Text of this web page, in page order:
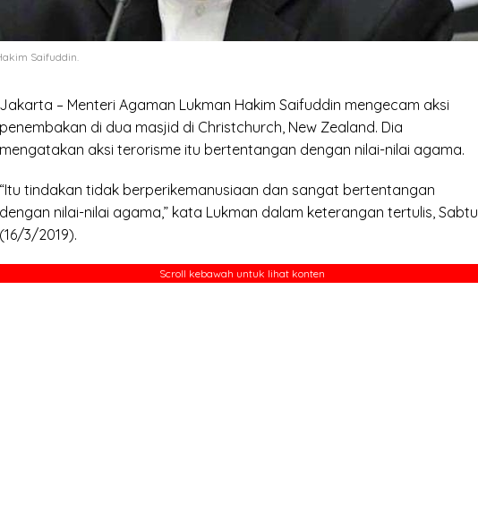
Saifuddin.
Jakarta – Menteri Agaman Lukman Hakim Saifuddin mengecam aksi
penembakan di dua masjid di Christchurch, New Zealand. Dia
mengatakan aksi terorisme itu bertentangan dengan nilai-nilai agama.
“Itu tindakan tidak berperikemanusiaan dan sangat bertentangan
dengan nilai-nilai agama,” kata Lukman dalam keterangan tertulis, Sabtu
(16/3/2019).
Scroll kebawah untuk lihat konten